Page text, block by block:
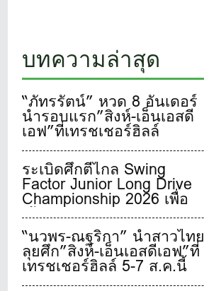
บทความล่าสุด
“ภัทรรัตน์” หวด 8 อันเดอร์
นำรอบแรก”สิงห์-เอ็นเอสดี
เอฟ”ที่เทรชเชอร์ฮิลล์
ระเบิดศึกตีไกล Swing
Factor Junior Long Drive
Championship 2026 เพื่อ
เฟ้นหาสุดยอดเยาวชนจอม
พลังตีไกลชาวไทย
“นวพร-ณฐริกา” นำสาวไทย
ลุยศึก”สิงห์-เอ็นเอสดีเอฟ”ที่
เทรชเชอร์ฮิลล์ 5-7 ส.ค.นี้